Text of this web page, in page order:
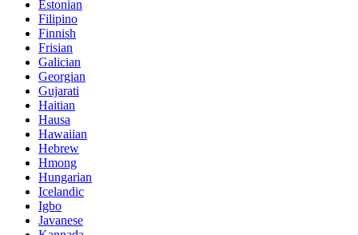
Estonian
Filipino
Finnish
Frisian
Galician
Georgian
Gujarati
Haitian
Hausa
Hawaiian
Hebrew
Hmong
Hungarian
Icelandic
Igbo
Javanese